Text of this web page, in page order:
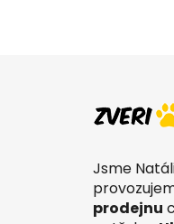
Jsme
prodejnu